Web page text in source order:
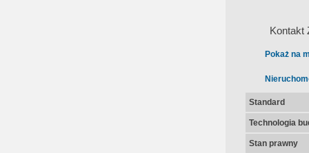
Kontakt
Pokaż na
Standard
Technologia
Stan prawny